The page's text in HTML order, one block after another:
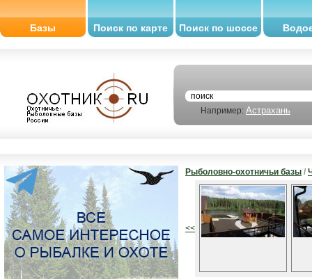
Базы Поиск по карте Поиск по шоссе
Например: Астрахань
Рыболовно-охотничьи базы /
<<